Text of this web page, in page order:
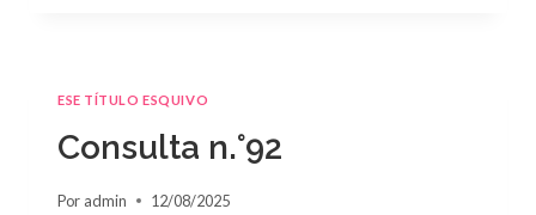
MAGNATE
GRIEGO»
DE
BAIRD
ESE TÍTULO ESQUIVO
Consulta n.°92
Por admin 12/08/2025